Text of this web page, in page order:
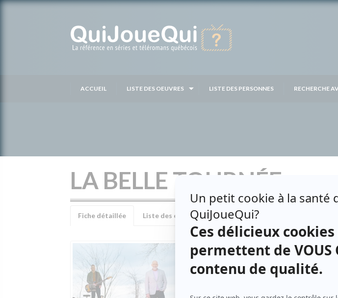
ACCUEIL LISTE DES OEUVRES LISTE DES PERSONNES RECHERCHE
LA BELLE TOURNÉE
Fiche détaillée Liste des épisodes